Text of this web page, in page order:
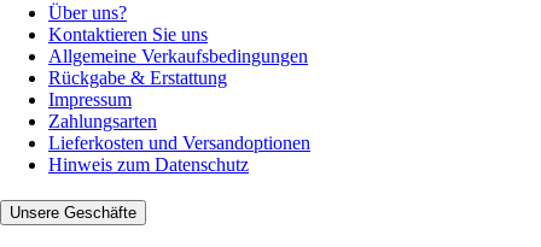
Über uns?
Kontaktieren Sie uns
Allgemeine Verkaufsbedingungen
Rückgabe & Erstattung
Impressum
Zahlungsarten
Lieferkosten und Versandoptionen
Hinweis zum Datenschutz
Unsere Geschäfte